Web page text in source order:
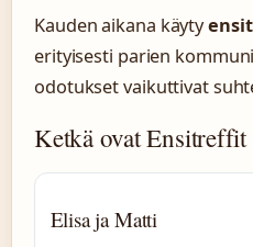
Kauden aikana käyty
erityisesti parien
odotukset vaikuttivat
Ketkä ovat
Elisa ja Matti